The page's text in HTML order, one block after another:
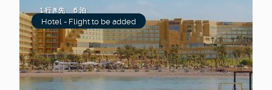
1 行き先 6 泊
Hotel - Flight to be added